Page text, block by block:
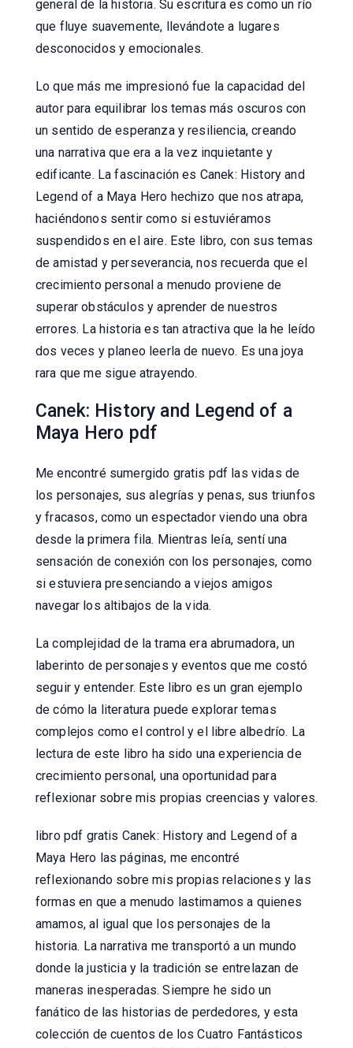
general de la historia. Su escritura es como un río
que fluye suavemente, llevándote a lugares
desconocidos y emocionales.
Lo que más me impresionó fue la capacidad del
autor para equilibrar los temas más oscuros con
un sentido de esperanza y resiliencia, creando
una narrativa que era a la vez inquietante y
edificante. La fascinación es Canek: History and
Legend of a Maya Hero hechizo que nos atrapa,
haciéndonos sentir como si estuviéramos
suspendidos en el aire. Este libro, con sus temas
de amistad y perseverancia, nos recuerda que el
crecimiento personal a menudo proviene de
superar obstáculos y aprender de nuestros
errores. La historia es tan atractiva que la he leído
dos veces y planeo leerla de nuevo. Es una joya
rara que me sigue atrayendo.
Canek: History and Legend of a
Maya Hero pdf
Me encontré sumergido gratis pdf las vidas de
los personajes, sus alegrías y penas, sus triunfos
y fracasos, como un espectador viendo una obra
desde la primera fila. Mientras leía, sentí una
sensación de conexión con los personajes, como
si estuviera presenciando a viejos amigos
navegar los altibajos de la vida.
La complejidad de la trama era abrumadora, un
laberinto de personajes y eventos que me costó
seguir y entender. Este libro es un gran ejemplo
de cómo la literatura puede explorar temas
complejos como el control y el libre albedrío. La
lectura de este libro ha sido una experiencia de
crecimiento personal, una oportunidad para
reflexionar sobre mis propias creencias y valores.
libro pdf gratis Canek: History and Legend of a
Maya Hero las páginas, me encontré
reflexionando sobre mis propias relaciones y las
formas en que a menudo lastimamos a quienes
amamos, al igual que los personajes de la
historia. La narrativa me transportó a un mundo
donde la justicia y la tradición se entrelazan de
maneras inesperadas. Siempre he sido un
fanático de las historias de perdedores, y esta
colección de cuentos de los Cuatro Fantásticos